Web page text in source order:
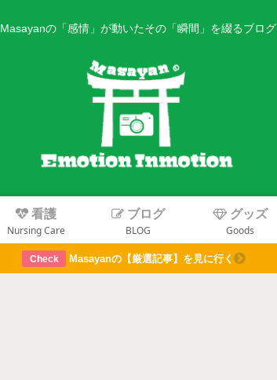
Masayanの「感情」が動いたその「瞬間」を綴るブログ
看護
Nursing Care
ブログ
BLOG
グッズ
Goods
Check Masayanの【厳選記事】を見に行く